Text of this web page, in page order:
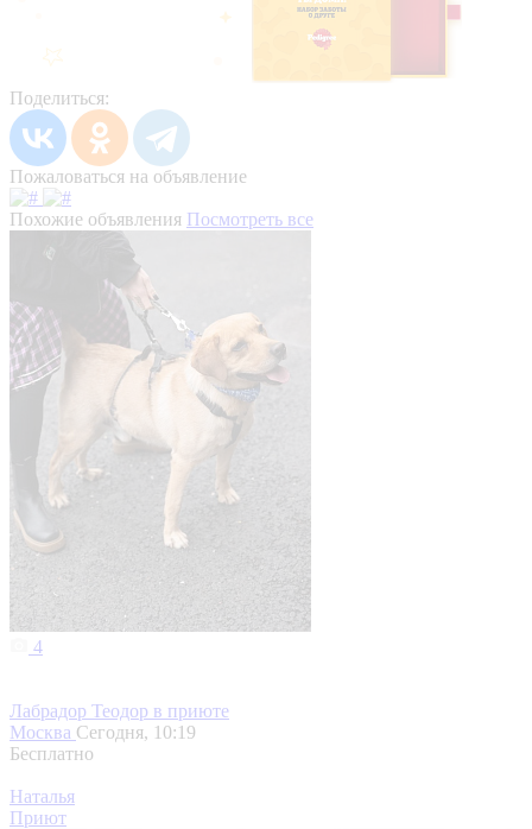
Поделиться:
Пожаловаться на объявление
Похожие объявления Посмотреть все
4
Лабрадор Теодор в приюте
Москва Сегодня, 10:19
Бесплатно
Наталья
Приют